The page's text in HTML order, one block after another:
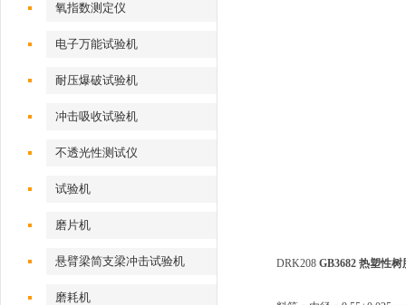
氧指数测定仪
电子万能试验机
耐压爆破试验机
冲击吸收试验机
不透光性测试仪
试验机
磨片机
悬臂梁简支梁冲击试验机
磨耗机
DRK208 GB3682 热塑性